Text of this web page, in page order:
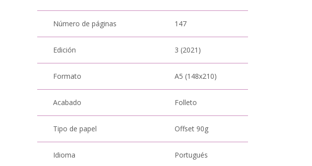
Número de páginas 147
Edición 3 (2021)
Formato A5 (148x210)
Acabado Folleto
Tipo de papel Offset 90g
Idioma Portugués